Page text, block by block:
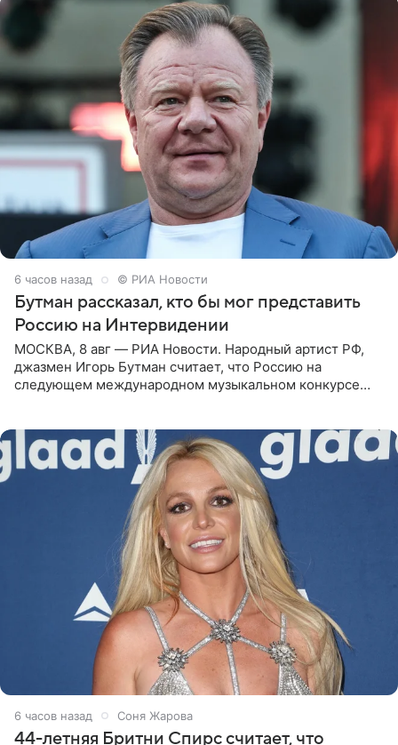
6 часов назад © РИА Новости
Бутман рассказал, кто бы мог представить
Россию на Интервидении
МОСКВА, 8 авг — РИА Новости. Народный артист РФ,
джазмен Игорь Бутман считает, что Россию на
следующем международном музыкальном конкурсе
6 часов назад Соня Жарова
44-летняя Бритни Спирс считает, что